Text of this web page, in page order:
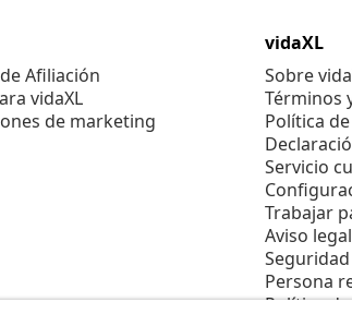
Afiliación
vidaXL
de marketing
vidaXL
Sobre
Términos
Política
Servicio
Trabajar
Aviso legal
Seguridad
Persona
Política de